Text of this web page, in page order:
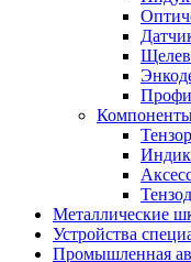
Металлические
Устройства
Промышленная